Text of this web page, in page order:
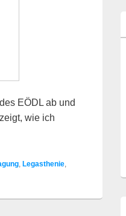
EÖDL ab und
wie ich
für Trainer
, Legasthenie,